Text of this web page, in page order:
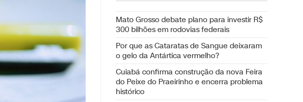
Mato Grosso debate plano para investir R$
300 bilhões em rodovias federais
Por que as Cataratas de Sangue deixaram
o gelo da Antártica vermelho?
Cuiabá confirma construção da nova Feira
do Peixe do Praeirinho e encerra problema
histórico